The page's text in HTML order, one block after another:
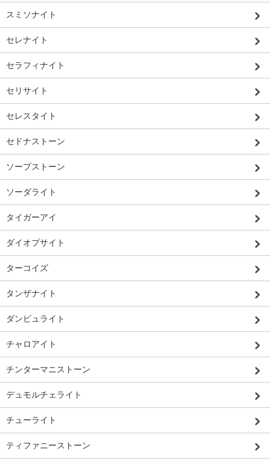
スミソナイト
セレナイト
セラフィナイト
セリサイト
セレスタイト
セドナストーン
ソープストーン
ソーダライト
タイガーアイ
ダイオプサイト
ターコイズ
タンザナイト
ダンビュライト
チャロアイト
チンターマニストーン
デュモルチェライト
チューライト
ティファニーストーン